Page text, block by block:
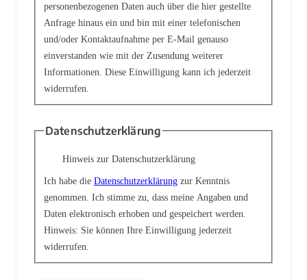
personenbezogenen Daten auch über die hier gestellte
Anfrage hinaus ein und bin mit einer telefonischen
und/oder Kontaktaufnahme per E-Mail genauso
einverstanden wie mit der Zusendung weiterer
Informationen. Diese Einwilligung kann ich jederzeit
widerrufen.
Datenschutzerklärung
Hinweis zur Datenschutzerklärung
Ich habe die Datenschutzerklärung zur Kenntnis
genommen. Ich stimme zu, dass meine Angaben und
Daten elektronisch erhoben und gespeichert werden.
Hinweis: Sie können Ihre Einwilligung jederzeit
widerrufen.